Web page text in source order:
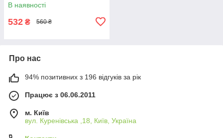
В наявності
532 ₴ 560 ₴
Про нас
94% позитивних з 196 відгуків за рік
Працює з 06.06.2011
м. Київ
вул. Куренівська ,18, Київ, Україна